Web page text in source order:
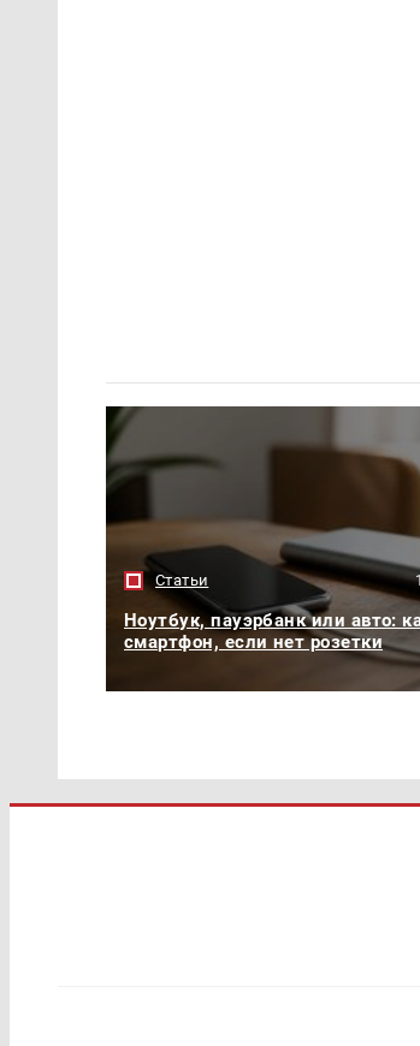
Статьи
Ноутбук, пауэрбанк или авто:
смартфон, если нет розетки